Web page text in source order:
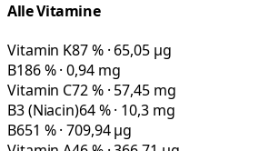
Alle Vitamine
Vitamin K87 % · 65,05 µg
B186 % · 0,94 mg
Vitamin C72 % · 57,45 mg
B3 (Niacin)64 % · 10,3 mg
B651 % · 709,94 µg